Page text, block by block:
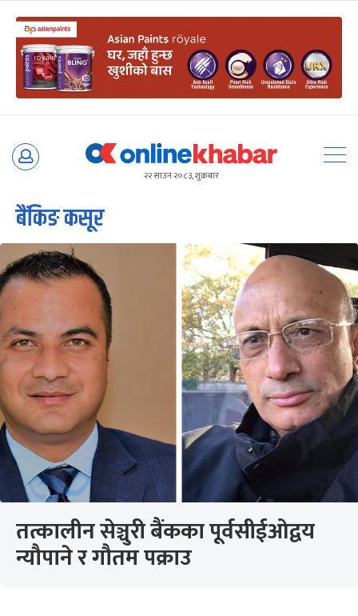
Skip
२२ साउन २०८३, शुक्रबार
बैंकिङ कसूर
तत्कालीन सेञ्चुरी बैंकका पूर्वसीईओद्वय
न्यौपाने र गौतम पक्राउ